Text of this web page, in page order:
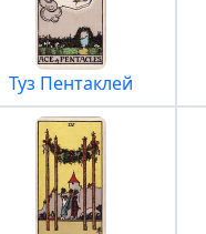
Туз Пентаклей